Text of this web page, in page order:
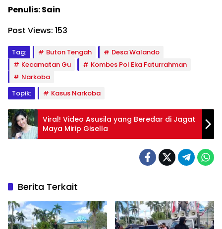
Penulis: Sain
Post Views: 153
Tag: Buton Tengah
Desa Walando
Kecamatan Gu
Kombes Pol Eka Faturrahman
Narkoba
Topik:
Kasus Narkoba
Viral! Video Asusila yang Beredar di Jagat
Maya Mirip Gisella
Berita Terkait